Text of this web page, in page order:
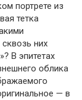
портрете из
тетка
них
В эпитетах
облика
— в